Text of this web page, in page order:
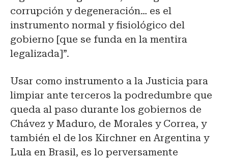
corrupción y degeneración… es el
instrumento normal y fisiológico del
gobierno [que se funda en la mentira
legalizada]”.
Usar como instrumento a la Justicia para
limpiar ante terceros la podredumbre que
queda al paso durante los gobiernos de
Chávez y Maduro, de Morales y Correa, y
también el de los Kirchner en Argentina y
Lula en Brasil, es lo perversamente